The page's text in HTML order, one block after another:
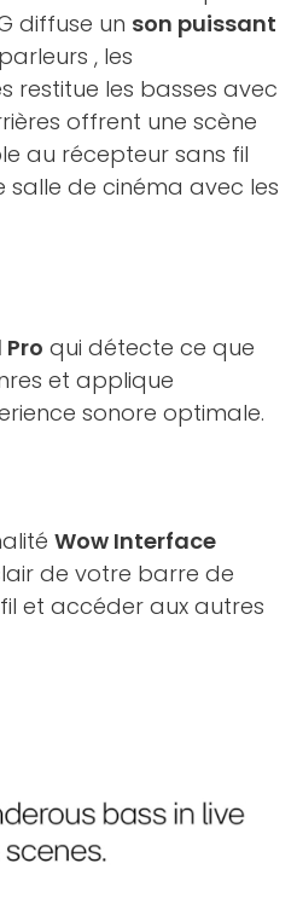
diffuse un son puissant
, les
restitue les basses avec
offrent une scène
au récepteur sans fil
salle de cinéma avec les
Pro qui détecte ce que
et applique
sonore optimale.
Wow Interface
de votre barre de
et accéder aux autres